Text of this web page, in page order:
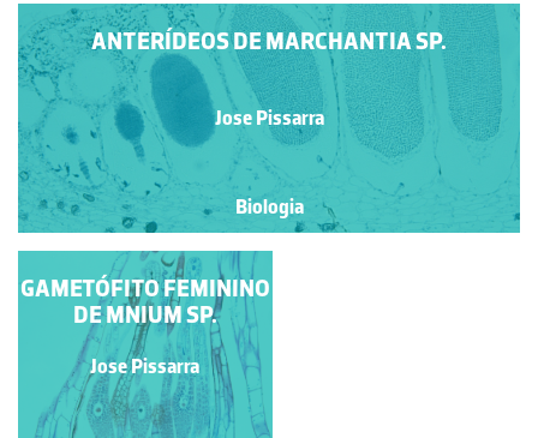
ANTERÍDEOS DE MARCHANTIA SP.
Jose Pissarra
Biologia
ANTERÍDIOS DE
POLYTRICHUM SP.
Jose Pissarra
GAMETÓFITO FEMININO
DE MNIUM SP.
Jose Pissarra